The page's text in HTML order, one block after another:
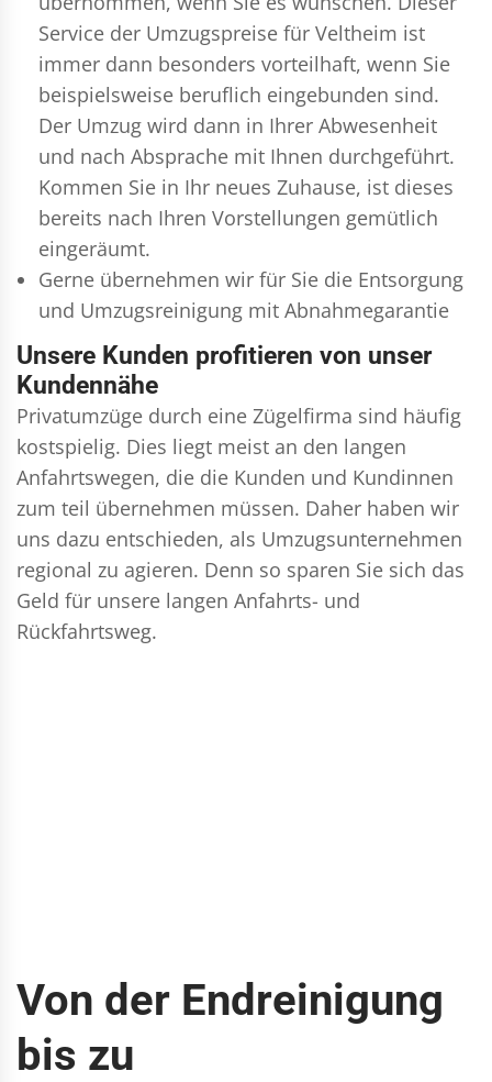
Service der Umzugspreise für Veltheim ist
immer dann besonders vorteilhaft, wenn Sie
beispielsweise beruflich eingebunden sind.
Der Umzug wird dann in Ihrer Abwesenheit
und nach Absprache mit Ihnen durchgeführt.
Kommen Sie in Ihr neues Zuhause, ist dieses
bereits nach Ihren Vorstellungen gemütlich
eingeräumt.
Gerne übernehmen wir für Sie die Entsorgung
und Umzugsreinigung mit Abnahmegarantie
Unsere Kunden profitieren von unser
Kundennähe
Privatumzüge durch eine Zügelfirma sind häufig
kostspielig. Dies liegt meist an den langen
Anfahrtswegen, die die Kunden und Kundinnen
zum teil übernehmen müssen. Daher haben wir
uns dazu entschieden, als Umzugsunternehmen
regional zu agieren. Denn so sparen Sie sich das
Geld für unsere langen Anfahrts- und
Rückfahrtsweg.
Von der Endreinigung
bis zu